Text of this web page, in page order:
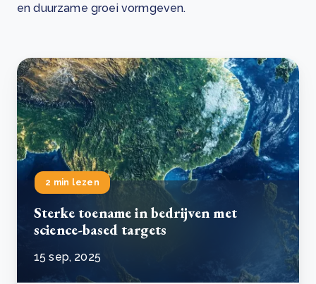
en duurzame groei vormgeven.
2 min lezen
Sterke toename in bedrijven met
science-based targets
15 sep, 2025